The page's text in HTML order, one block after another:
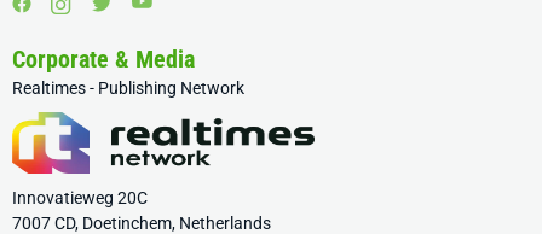
Corporate & Media
Realtimes - Publishing Network
Innovatieweg 20C
7007 CD, Doetinchem, Netherlands